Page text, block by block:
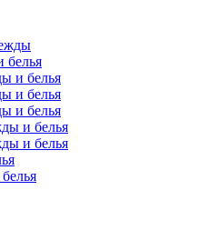
белья
и белья
и белья
и белья
и белья
и белья